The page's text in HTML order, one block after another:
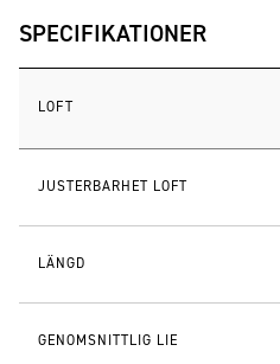
SPECIFIKATIONER
LOFT
JUSTERBARHET LOFT
LÄNGD
GENOMSNITTLIG LIE